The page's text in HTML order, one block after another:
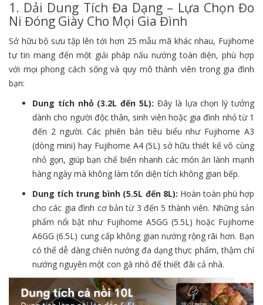
1. Dải Dung Tích Đa Dạng – Lựa Chọn Đo
Ni Đóng Giày Cho Mọi Gia Đình
Sở hữu bộ sưu tập lên tới hơn 25 mẫu mã khác nhau, Fujihome
tự tin mang đến một giải pháp nấu nướng toàn diện, phù hợp
với mọi phong cách sống và quy mô thành viên trong gia đình
bạn:
Dung tích nhỏ (3.2L đến 5L): Đây là lựa chọn lý tưởng
dành cho người độc thân, sinh viên hoặc gia đình nhỏ từ 1
đến 2 người. Các phiên bản tiêu biểu như Fujihome A3
(dòng mini) hay Fujihome A4 (5L) sở hữu thiết kế vô cùng
nhỏ gọn, giúp bạn chế biến nhanh các món ăn lành mạnh
hàng ngày mà không làm tốn diện tích không gian bếp.
Dung tích trung bình (5.5L đến 8L): Hoàn toàn phù hợp
cho các gia đình cơ bản từ 3 đến 5 thành viên. Những sản
phẩm nổi bật như Fujihome A5GG (5.5L) hoặc Fujihome
A6GG (6.5L) cung cấp không gian nướng rộng rãi hơn. Bạn
có thể dễ dàng chiên nướng đa dạng thực phẩm, thậm chí
nướng nguyên một con gà nhỏ để thiết đãi cả nhà.